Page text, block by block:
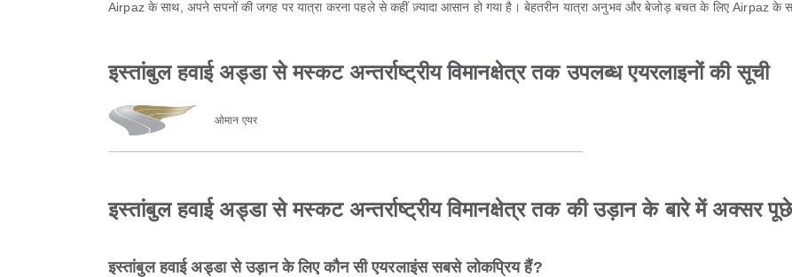
Airpaz के साथ, अपने सपनों की जगह पर यात्रा करना पहले से कहीं ज़्यादा आसान हो गया है। बेहतरीन यात्रा अनुभव और बेजोड़ बचत के लिए Airpaz के
इस्तांबुल हवाई अड्डा से मस्कट अन्तर्राष्ट्रीय विमानक्षेत्र तक उपलब्ध एयरलाइनों की सूची
ओमान एयर
इस्तांबुल हवाई अड्डा से मस्कट अन्तर्राष्ट्रीय विमानक्षेत्र तक की उड़ान के बारे में अक्सर
इस्तांबुल हवाई अड्डा से उड़ान के लिए कौन सी एयरलाइंस सबसे लोकप्रिय हैं?